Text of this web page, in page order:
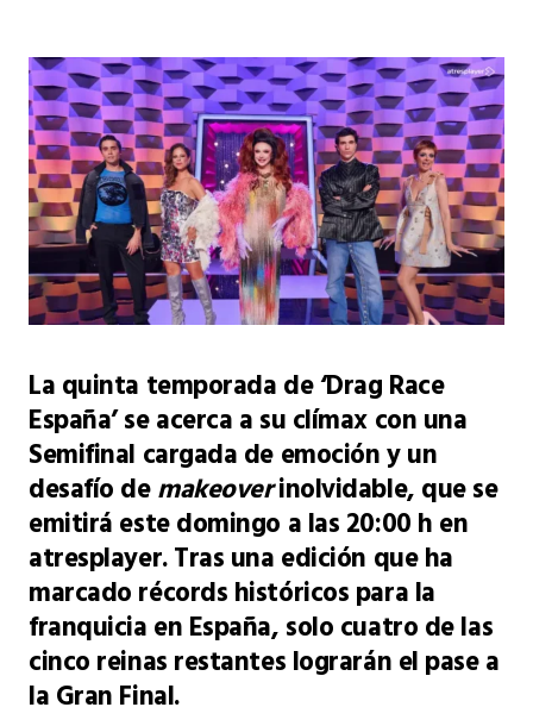
La quinta temporada de ‘Drag Race
España’ se acerca a su clímax con una
Semifinal cargada de emoción y un
desafío demakeoverinolvidable, que se
emitirá este domingo a las 20:00 h en
atresplayer. Tras una edición que ha
marcado récords históricos para la
franquicia en España, solo cuatro de las
cinco reinas restantes lograrán el pase a
la Gran Final.